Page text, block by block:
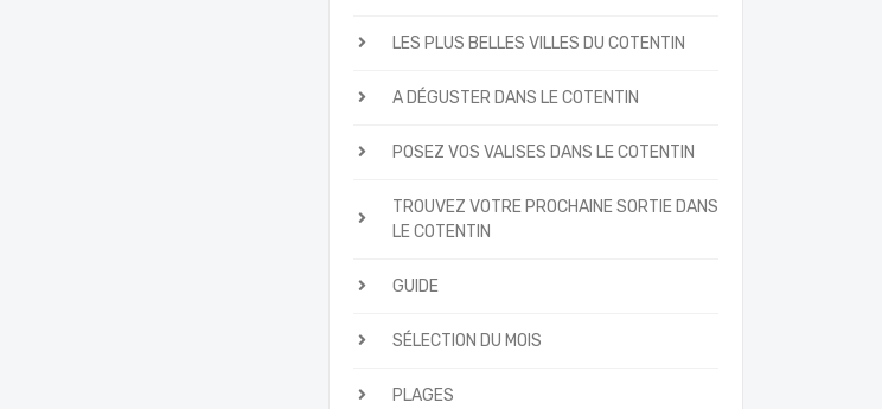
LES PLUS BELLES VILLES DU COTENTIN
A DÉGUSTER DANS LE COTENTIN
POSEZ VOS VALISES DANS LE COTENTIN
TROUVEZ VOTRE PROCHAINE SORTIE DANS
LE COTENTIN
GUIDE
SÉLECTION DU MOIS
PLAGES